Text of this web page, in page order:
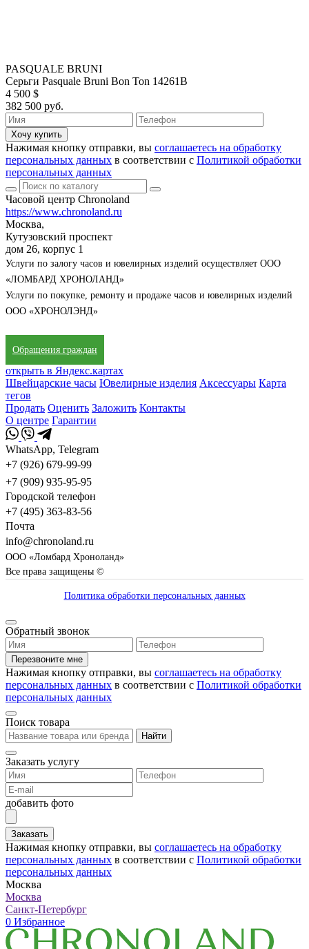
PASQUALE BRUNI
Серьги Pasquale Bruni Bon Ton 14261B
4 500 $
382 500 руб.
Хочу купить
Нажимая кнопку отправки, вы соглашаетесь на обработку
персональных данных в соответствии с Политикой обработки
персональных данных
Часовой центр Chronoland
https://www.chronoland.ru
Москва,
Кутузовский проспект
дом 26, корпус 1
Услуги по залогу часов и ювелирных изделий осуществляет ООО
«ЛОМБАРД ХРОНОЛАНД»
Услуги по покупке, ремонту и продаже часов и ювелирных изделий
ООО «ХРОНОЛЭНД»
Обращения граждан
открыть в Яндекс.картах
Швейцарские часы Ювелирные изделия Аксессуары Карта
тегов
Продать Оценить Заложить Контакты
О центре Гарантии
WhatsApp, Telegram
+7 (926) 679-99-99
+7 (909) 935-95-95
Городской телефон
+7 (495) 363-83-56
Почта
info@chronoland.ru
ООО «Ломбард Хроноланд»
Все права защищены ©
Политика обработки персональных данных
Обратный звонок
Перезвоните мне
Нажимая кнопку отправки, вы соглашаетесь на обработку
персональных данных в соответствии с Политикой обработки
персональных данных
Поиск товара
Найти
Заказать услугу
добавить фото
Заказать
Нажимая кнопку отправки, вы соглашаетесь на обработку
персональных данных в соответствии с Политикой обработки
персональных данных
Москва
Москва
Санкт-Петербург
0 Избранное